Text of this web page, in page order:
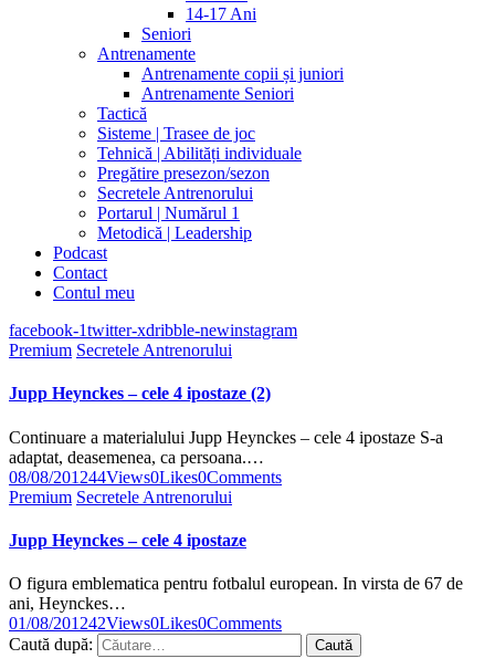
14-17 Ani
Seniori
Antrenamente
Antrenamente copii și juniori
Antrenamente Seniori
Tactică
Sisteme | Trasee de joc
Tehnică | Abilități individuale
Pregătire presezon/sezon
Secretele Antrenorului
Portarul | Numărul 1
Metodică | Leadership
Podcast
Contact
Contul meu
facebook-1twitter-xdribble-newinstagram
Premium Secretele Antrenorului
Jupp Heynckes – cele 4 ipostaze (2)
Continuare a materialului Jupp Heynckes – cele 4 ipostaze S-a
adaptat, deasemenea, ca persoana.…
08/08/201244Views0Likes0Comments
Premium Secretele Antrenorului
Jupp Heynckes – cele 4 ipostaze
O figura emblematica pentru fotbalul european. In virsta de 67 de
ani, Heynckes…
01/08/201242Views0Likes0Comments
Caută după: